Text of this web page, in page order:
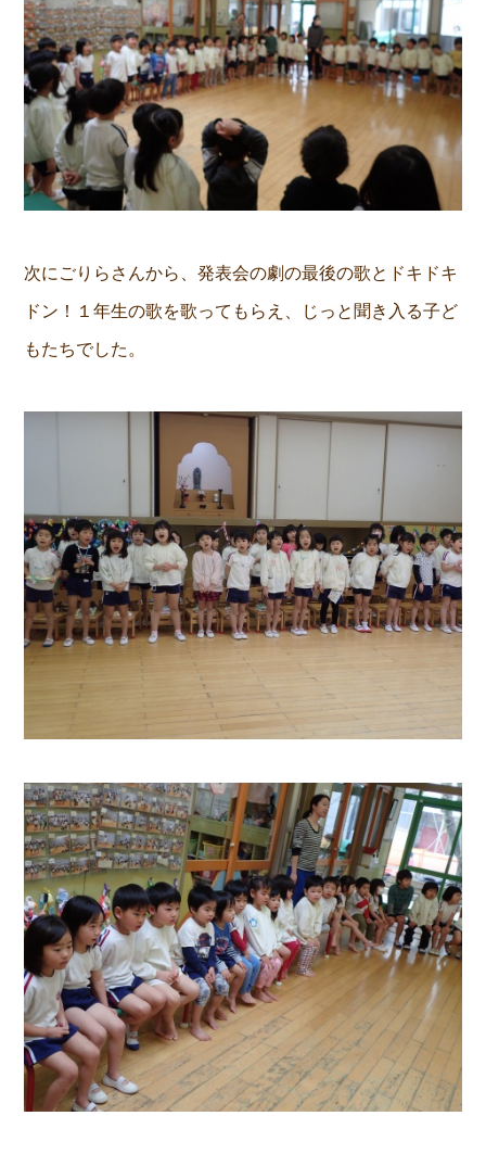
次にごりらさんから、発表会の劇の最後の歌とドキドキ
ドン！１年生の歌を歌ってもらえ、じっと聞き入る子ど
もたちでした。